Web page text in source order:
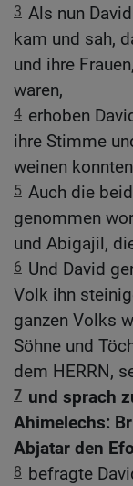
3 Als nun
kam und sah,
und ihre
waren,
4 erhoben
ihre Stimme
weinen
5 Auch die
genommen
und Abigajil,
6 Und David
Volk ihn
ganzen Volks
Söhne und
dem HERRN,
7 und sprach
Ahimelechs:
Abjatar den
8 befragte